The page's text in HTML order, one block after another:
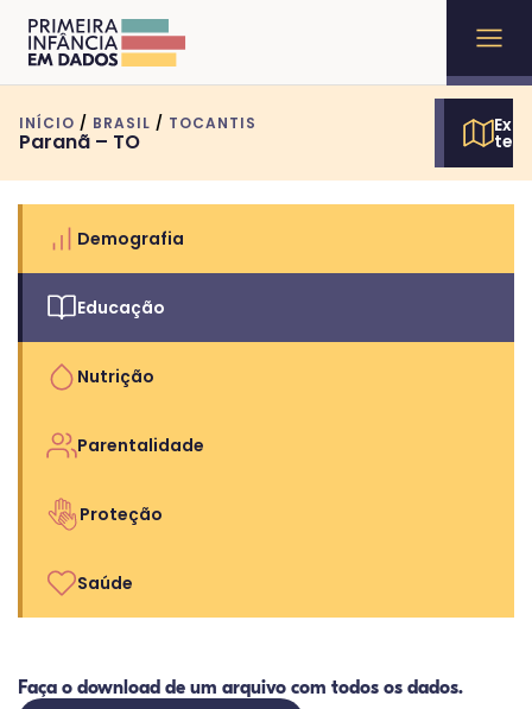
INÍCIO / BRASIL / TOCANTIS
Paranã – TO
Demografia
Educação
Nutrição
Parentalidade
Proteção
Saúde
Faça o download de um arquivo com todos os dados.